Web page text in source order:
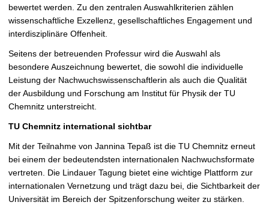
bewertet werden. Zu den zentralen Auswahlkriterien zählen
wissenschaftliche Exzellenz, gesellschaftliches Engagement und
interdisziplinäre Offenheit.
Seitens der betreuenden Professur wird die Auswahl als
besondere Auszeichnung bewertet, die sowohl die individuelle
Leistung der Nachwuchswissenschaftlerin als auch die Qualität
der Ausbildung und Forschung am Institut für Physik der TU
Chemnitz unterstreicht.
TU Chemnitz international sichtbar
Mit der Teilnahme von Jannina Tepaß ist die TU Chemnitz erneut
bei einem der bedeutendsten internationalen Nachwuchsformate
vertreten. Die Lindauer Tagung bietet eine wichtige Plattform zur
internationalen Vernetzung und trägt dazu bei, die Sichtbarkeit der
Universität im Bereich der Spitzenforschung weiter zu stärken.